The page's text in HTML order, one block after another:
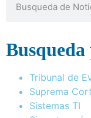
Tribunal de
Suprema
Sistemas TI